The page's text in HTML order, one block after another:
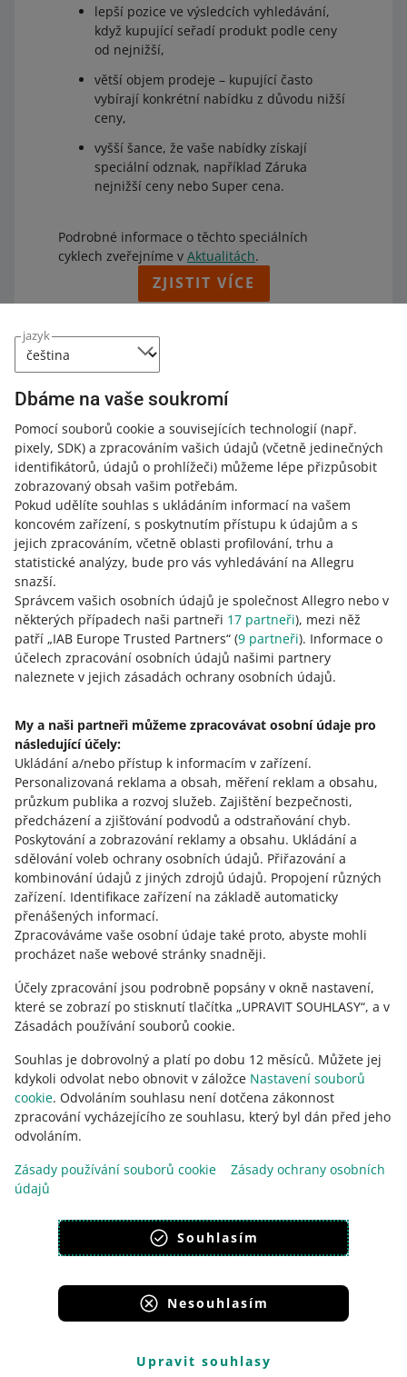
jazyk
Dbáme na vaše soukromí
Pomocí souborů cookie a souvisejících technologií (např.
pixely, SDK) a zpracováním vašich údajů (včetně jedinečných
identifikátorů, údajů o prohlížeči) můžeme lépe přizpůsobit
zobrazovaný obsah vašim potřebám.
Pokud udělíte souhlas s ukládáním informací na vašem
koncovém zařízení, s poskytnutím přístupu k údajům a s
jejich zpracováním, včetně oblasti profilování, trhu a
statistické analýzy, bude pro vás vyhledávání na Allegru
snazší.
Správcem vašich osobních údajů je společnost Allegro nebo v
některých případech naši partneři 17 partneři), mezi něž
patří „IAB Europe Trusted Partners“ (9 partneři). Informace o
účelech zpracování osobních údajů našimi partnery
naleznete v jejich zásadách ochrany osobních údajů.
My a naši partneři můžeme zpracovávat osobní údaje pro
následující účely:
Ukládání a/nebo přístup k informacím v zařízení.
Personalizovaná reklama a obsah, měření reklam a obsahu,
průzkum publika a rozvoj služeb. Zajištění bezpečnosti,
předcházení a zjišťování podvodů a odstraňování chyb.
Poskytování a zobrazování reklamy a obsahu. Ukládání a
sdělování voleb ochrany osobních údajů. Přiřazování a
kombinování údajů z jiných zdrojů údajů. Propojení různých
zařízení. Identifikace zařízení na základě automaticky
přenášených informací.
Zpracováváme vaše osobní údaje také proto, abyste mohli
procházet naše webové stránky snadněji.
Účely zpracování jsou podrobně popsány v okně nastavení,
které se zobrazí po stisknutí tlačítka „UPRAVIT SOUHLASY“, a v
Zásadách používání souborů cookie.
Souhlas je dobrovolný a platí po dobu 12 měsíců. Můžete jej
kdykoli odvolat nebo obnovit v záložce Nastavení souborů
cookie. Odvoláním souhlasu není dotčena zákonnost
zpracování vycházejícího ze souhlasu, který byl dán před jeho
odvoláním.
Zásady používání souborů cookie
Zásady ochrany osobních
údajů
Souhlasím
Nesouhlasím
Upravit souhlasy
lepší pozice ve výsledcích vyhledávání,
když kupující seřadí produkt podle ceny
od nejnižší,
větší objem prodeje – kupující často
vybírají konkrétní nabídku z důvodu nižší
ceny,
vyšší šance, že vaše nabídky získají
speciální odznak, například Záruka
nejnižší ceny nebo Super cena.
Podrobné informace o těchto speciálních
cyklech zveřejníme v Aktualitách.
ZJISTIT VÍCE
Odznak Akce
Odznak „Akce“ jetrvalý odznak
žádat – automaticky ho udělujemenabídkám,
u nichž jste snížili cenu alespoň o 5 %.
U těchto nabídek kupující uvidí
které byla cena snížena.Počítáme ho podle
nejnižší ceny této nabídky za posledních 30
dní. Tato cena se zobrazí přeškrtnutá vedle
procenta snížení.
ZJISTIT VÍCE
Portály skupiny Allegro
Allegro.sk Allegro.hu Onedelivery.cz